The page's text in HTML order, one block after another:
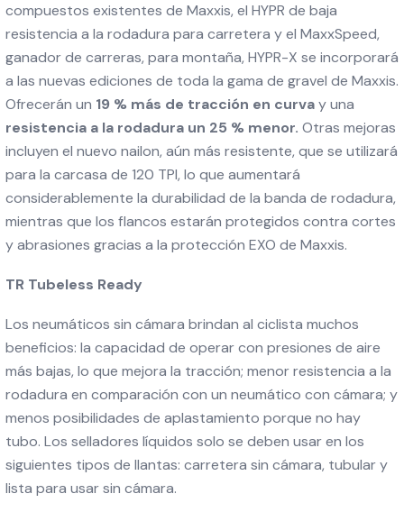
compuestos existentes de Maxxis, el HYPR de baja
resistencia a la rodadura para carretera y el MaxxSpeed,
ganador de carreras, para montaña, HYPR-X se incorporará
a las nuevas ediciones de toda la gama de gravel de Maxxis.
Ofrecerán un 19 % más de tracción en curvay una
resistencia a la rodadura un 25 % menor. Otras mejoras
incluyen el nuevo nailon, aún más resistente, que se utilizará
para la carcasa de 120 TPI, lo que aumentará
considerablemente la durabilidad de la banda de rodadura,
mientras que los flancos estarán protegidos contra cortes
y abrasiones gracias a la protección EXO de Maxxis.
TR Tubeless Ready
Los neumáticos sin cámara brindan al ciclista muchos
beneficios: la capacidad de operar con presiones de aire
más bajas, lo que mejora la tracción; menor resistencia a la
rodadura en comparación con un neumático con cámara; y
menos posibilidades de aplastamiento porque no hay
tubo. Los selladores líquidos solo se deben usar en los
siguientes tipos de llantas: carretera sin cámara, tubular y
lista para usar sin cámara.